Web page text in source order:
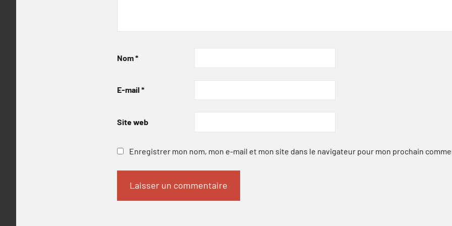
Nom*
E-mail *
Site web
Enregistrer mon nom, mon e-mail et mon site dans le navigateur pour mon prochain